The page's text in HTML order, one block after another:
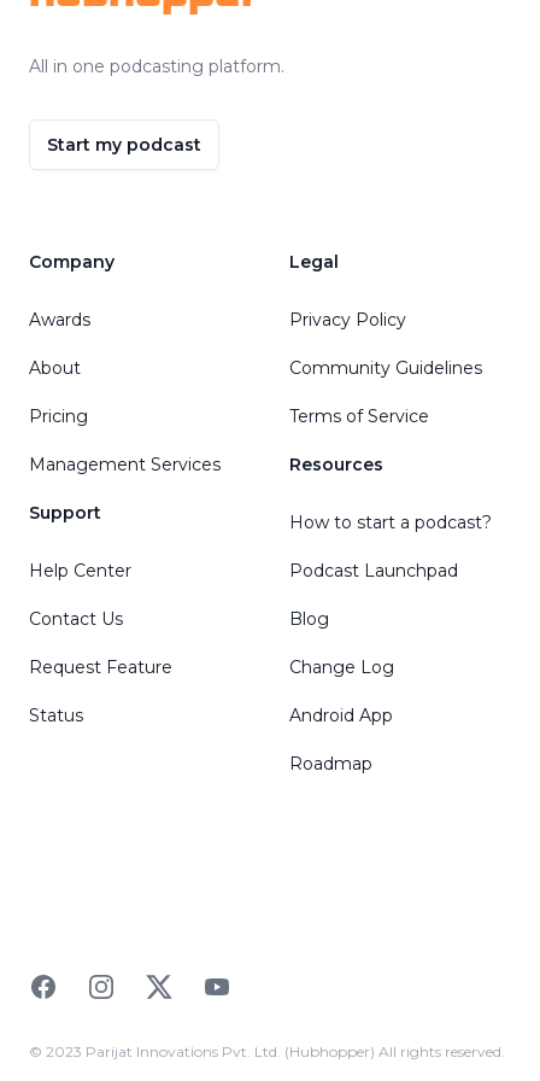
All in one podcasting platform.
Start my podcast
Company
Awards
About
Pricing
Management Services
Support
Help Center
Contact Us
Request Feature
Status
Legal
Privacy Policy
Community Guidelines
Terms of Service
Resources
How to start a podcast?
Podcast Launchpad
Blog
Change Log
Android App
Roadmap
FacebookInstagramTwitterYouTube
© 2023 Parijat Innovations Pvt. Ltd. (Hubhopper) All rights reserved.